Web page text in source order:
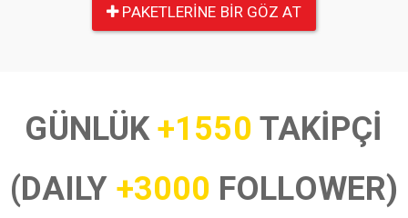
PAKETLERINE BIR GÖZ AT
GÜNLÜK+1550 TAKİPÇİ
(DAILY +3000 FOLLOWER)